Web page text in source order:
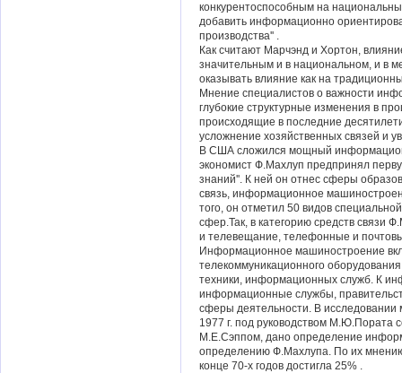
конкурентоспособным на
добавить информационно
производства'' .
Как считают Марчэнд и Хортон,
значительным и в национальном, и в
оказывать влияние как на
Мнение специалистов о важности
глубокие структурные изменения в
происходящие в последние
усложнение хозяйственных связей и
В США сложился мощный
экономист Ф.Махлуп предпринял
знаний''. К ней он отнес сферы
связь, информационное
того, он отметил 50 видов
сфер.Так, в категорию средств связи
и телевещание, телефонные и
Информационное машиностроение
телекоммуникационного
техники, информационных служб. К
информационные службы,
сферы деятельности. В
1977 г. под руководством
М.Е.Сэппом, дано определение
определению Ф.Махлупа. По их
конце 70-х годов достигла 25% .